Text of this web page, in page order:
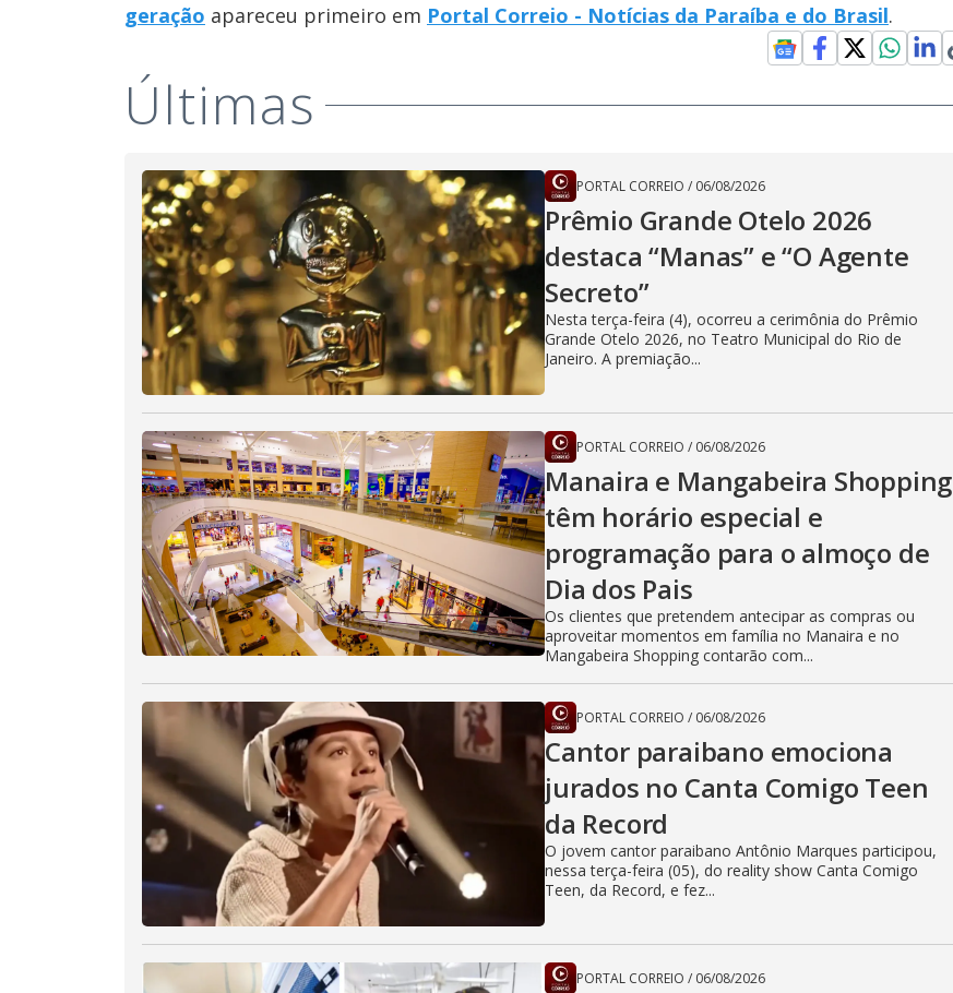
geração apareceu primeiro em Portal Correio - Notícias da Paraíba e do Brasil.
Últimas
PORTAL CORREIO / 06/08/2026
Prêmio Grande Otelo 2026
destaca “Manas” e “O Agente
Secreto”
Nesta terça-feira (4), ocorreu a cerimônia do Prêmio
Grande Otelo 2026, no Teatro Municipal do Rio de
Janeiro. A premiação...
PORTAL CORREIO / 06/08/2026
Manaira e Mangabeira Shopping
têm horário especial e
programação para o almoço de
Dia dos Pais
Os clientes que pretendem antecipar as compras ou
aproveitar momentos em família no Manaira e no
Mangabeira Shopping contarão com...
PORTAL CORREIO / 06/08/2026
Cantor paraibano emociona
jurados no Canta Comigo Teen
da Record
O jovem cantor paraibano Antônio Marques participou,
nessa terça-feira (05), do reality show Canta Comigo
Teen, da Record, e fez...
PORTAL CORREIO / 06/08/2026